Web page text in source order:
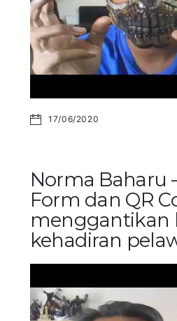
17/06/2020
Norma Baharu
Form dan QR
menggantikan
kehadiran